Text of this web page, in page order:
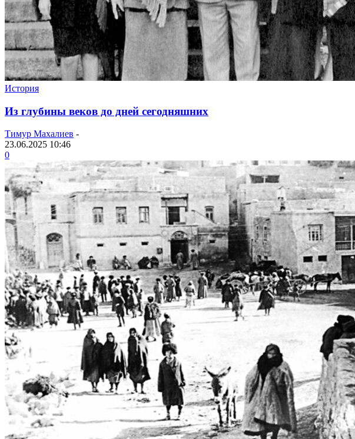
История
Из глубины веков до дней сегодняшних
Тимур Махалиев -
23.06.2025 10:46
0